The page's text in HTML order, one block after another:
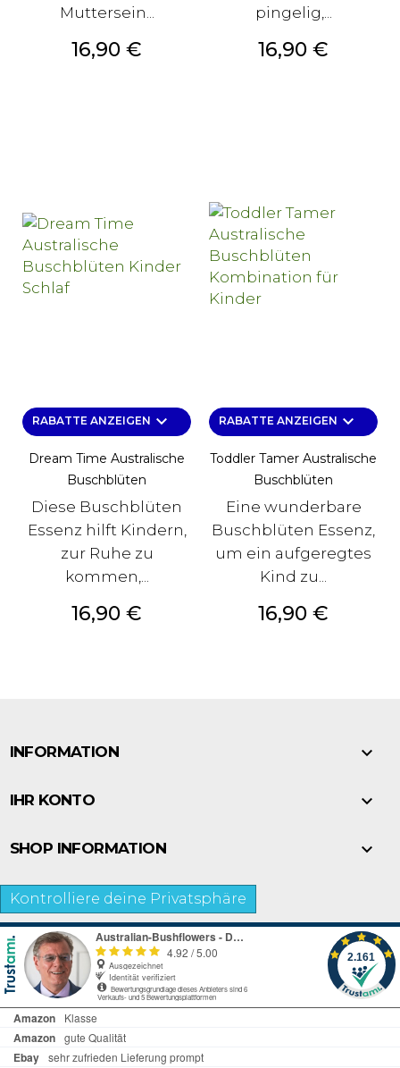
Muttersein...
Preis
16,90 €
pingelig,...
Preis
16,90 €
RABATTE ANZEIGEN keyboard_arrow_down
Dream Time Australische
Buschblüten
Diese Buschblüten
Essenz hilft Kindern,
zur Ruhe zu
kommen,...
Preis
16,90 €
RABATTE ANZEIGEN keyboard_arrow_down
Toddler Tamer Australische
Buschblüten
Eine wunderbare
Buschblüten Essenz,
um ein aufgeregtes
Kind zu...
Preis
16,90 €
INFORMATION 
IHR KONTO 
SHOP INFORMATION 
Kontrolliere deine Privatsphäre